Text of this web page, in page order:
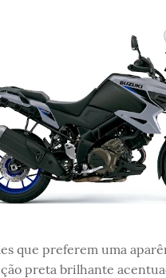
que preferem uma
preta brilhante